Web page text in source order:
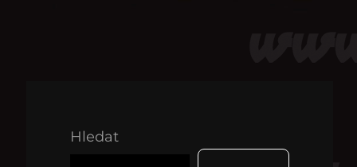
Hledat